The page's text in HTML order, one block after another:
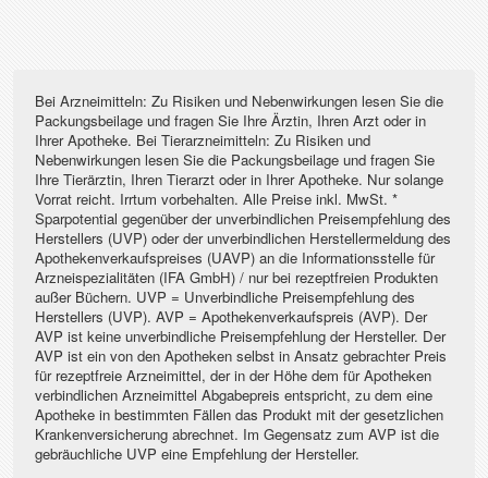
Bei Arzneimitteln: Zu Risiken und Nebenwirkungen lesen Sie die
Packungsbeilage und fragen Sie Ihre Ärztin, Ihren Arzt oder in
Ihrer Apotheke. Bei Tierarzneimitteln: Zu Risiken und
Nebenwirkungen lesen Sie die Packungsbeilage und fragen Sie
Ihre Tierärztin, Ihren Tierarzt oder in Ihrer Apotheke. Nur solange
Vorrat reicht. Irrtum vorbehalten. Alle Preise inkl. MwSt. *
Sparpotential gegenüber der unverbindlichen Preisempfehlung des
Herstellers (UVP) oder der unverbindlichen Herstellermeldung des
Apothekenverkaufspreises (UAVP) an die Informationsstelle für
Arzneispezialitäten (IFA GmbH) / nur bei rezeptfreien Produkten
außer Büchern. UVP = Unverbindliche Preisempfehlung des
Herstellers (UVP). AVP = Apothekenverkaufspreis (AVP). Der
AVP ist keine unverbindliche Preisempfehlung der Hersteller. Der
AVP ist ein von den Apotheken selbst in Ansatz gebrachter Preis
für rezeptfreie Arzneimittel, der in der Höhe dem für Apotheken
verbindlichen Arzneimittel Abgabepreis entspricht, zu dem eine
Apotheke in bestimmten Fällen das Produkt mit der gesetzlichen
Krankenversicherung abrechnet. Im Gegensatz zum AVP ist die
gebräuchliche UVP eine Empfehlung der Hersteller.